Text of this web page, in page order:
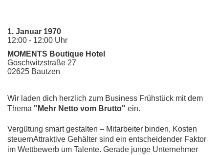
1. Januar 1970
12:00 - 12:00 Uhr
MOMENTS Boutique Hotel
Goschwitzstraße 27
02625 Bautzen
Wir laden dich herzlich zum Business Frühstück mit dem
Thema "Mehr Netto vom Brutto" ein.
Vergütung smart gestalten – Mitarbeiter binden, Kosten
steuernAttraktive Gehälter sind ein entscheidender Faktor
im Wettbewerb um Talente. Gerade junge Unternehmer